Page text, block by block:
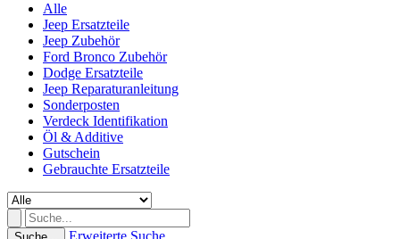
Alle
Jeep Ersatzteile
Jeep Zubehör
Ford Bronco Zubehör
Dodge Ersatzteile
Jeep Reparaturanleitung
Sonderposten
Verdeck Identifikation
Öl & Additive
Gutschein
Gebrauchte Ersatzteile
Erweiterte Suche